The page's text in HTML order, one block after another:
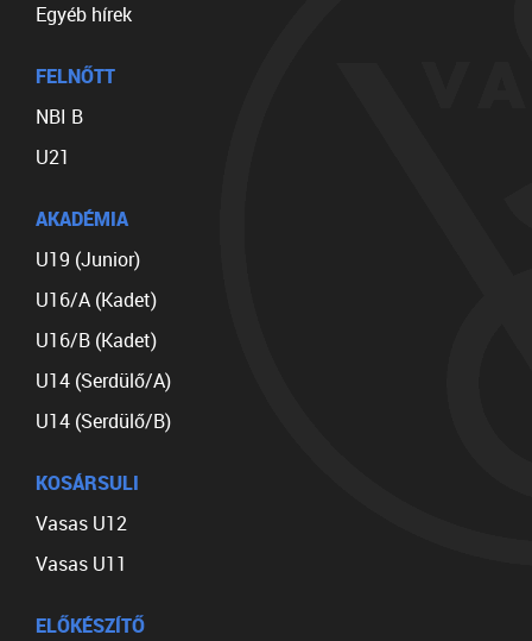
Egyéb hírek
FELNŐTT
NBI B
U21
AKADÉMIA
U19 (Junior)
U16/A (Kadet)
U16/B (Kadet)
U14 (Serdülő/A)
U14 (Serdülő/B)
KOSÁRSULI
Vasas U12
Vasas U11
ELŐKÉSZÍTŐ